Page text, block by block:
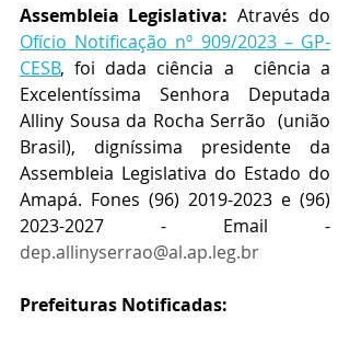
Assembleia Legislativa:
Ofício Notificação nº 909/2023 – GP-
CESB, foi dada ciência a  ciência a
Excelentíssima Senhora Deputada
Alliny Sousa da Rocha Serrão (união
Brasil), digníssima presidente da
Assembleia Legislativa do Estado do
Amapá. Fones (96) 2019-2023 e (96)
dep.allinyserrao@al.ap.leg.br
Prefeituras Notificadas: